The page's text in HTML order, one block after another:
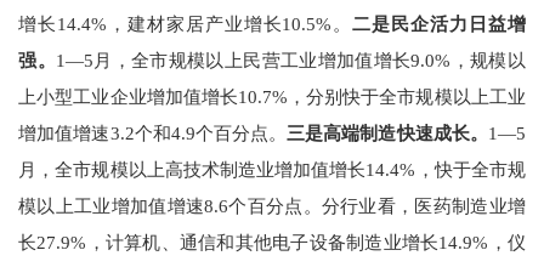
增长14.4% ，建材家居产业增长10.5% 。二是民企活力日益增
强。 1—5 月，全市规模以上民营工业增加值增长9.0% ，规模以
上小型工业企业增加值增长10.7% ，分别快于全市规模以上工业
增加值增速3.2个和4.9个百分点。 三是高端制造快速成长。 1—5
月，全市规模以上高技术制造业增加值增长14.4% ，快于全市规
模以上工业增加值增速8.6个百分点。分行业看，医药制造业增
长27.9% ，计算机、通信和其他电子设备制造业增长14.9% ，仪